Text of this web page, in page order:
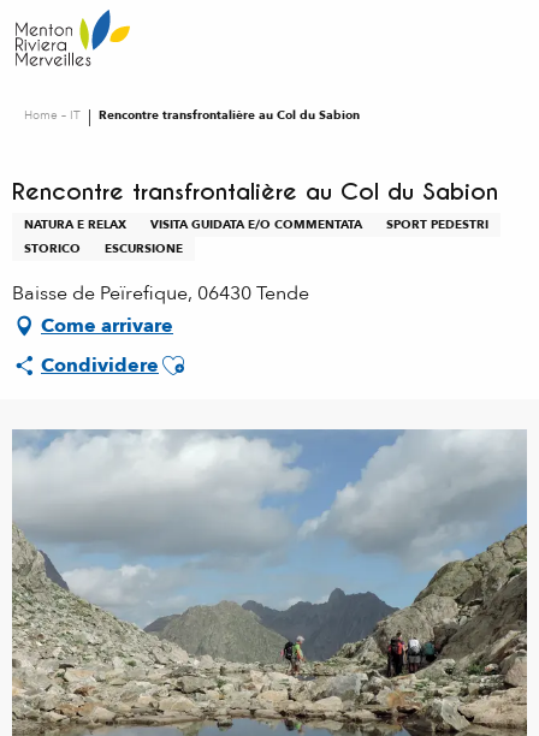
au
contenu
Home – IT Rencontre transfrontalière au Col du Sabion
Rencontre transfrontalière au Col du Sabion
NATURA E RELAX VISITA GUIDATA E/O COMMENTATA
SPORT PEDESTRI
STORICO
ESCURSIONE
Baisse de Peïrefique, 06430 Tende
Come arrivare
CondividereAjouter aux favoris